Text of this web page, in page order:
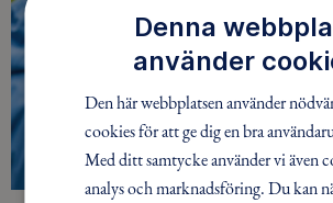
Denna
använder
Den här webbplatsen använder
cookies för att ge dig en bra
Med ditt samtycke använder vi även
analys och marknadsföring. Du kan